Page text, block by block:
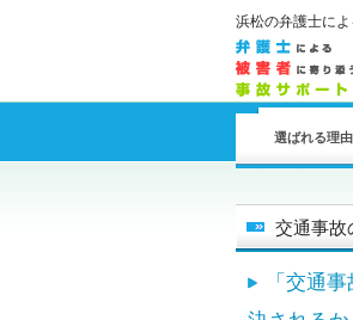
浜松の弁護士に
選ばれる理由
交通事故
「交通